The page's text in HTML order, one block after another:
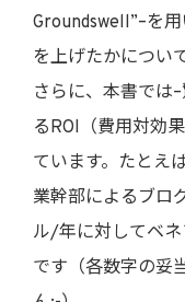
Groundswell”–を
を上げたかについ
さらに、本書では
るROI（費用対効
ています。たとえ
業幹部によるブロ
ル/年に対してベ
です（各数字の妥